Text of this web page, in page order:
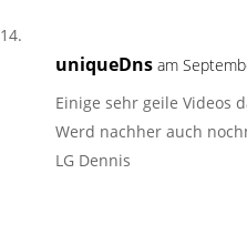
uniqueDns am
Einige sehr geile Videos
Werd nachher auch
LG Dennis